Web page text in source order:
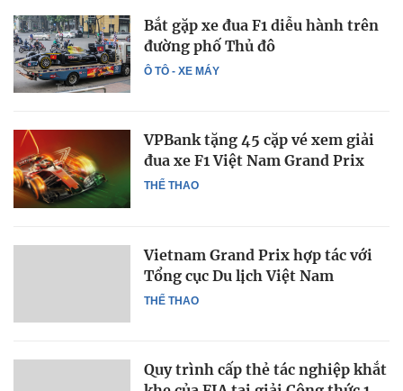
Ô TÔ - XE MÁY
Bắt gặp xe đua F1 diễu hành trên
đường phố Thủ đô
THỂ THAO
VPBank tặng 45 cặp vé xem giải
đua xe F1 Việt Nam Grand Prix
THỂ THAO
Vietnam Grand Prix hợp tác với
Tổng cục Du lịch Việt Nam
Quy trình cấp thẻ tác nghiệp khắt